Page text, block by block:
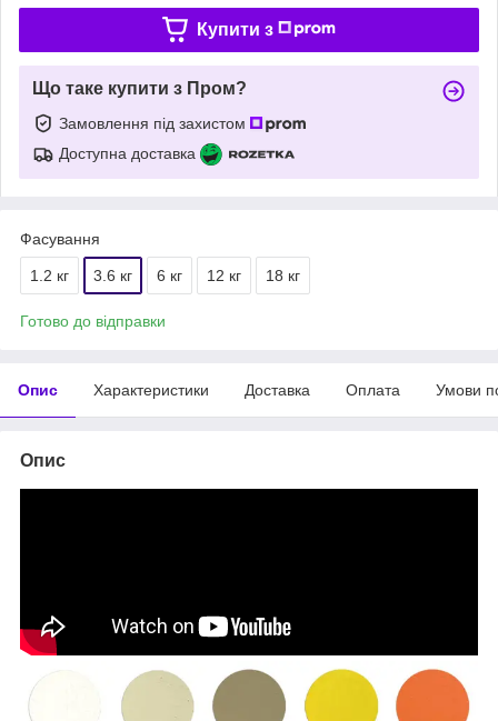
Купити з
Що таке купити з Пром?
Замовлення під захистом
Доступна доставка
Фасування
1.2 кг 3.6 кг 6 кг 12 кг 18 кг
Готово до відправки
Опис Характеристики Доставка Оплата Умови
Опис